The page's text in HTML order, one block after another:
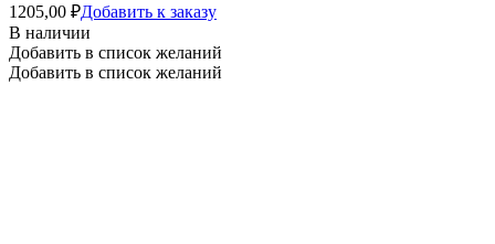
1205,00 ₽Добавить к заказу
В наличии
Добавить в список желаний
Добавить в список желаний